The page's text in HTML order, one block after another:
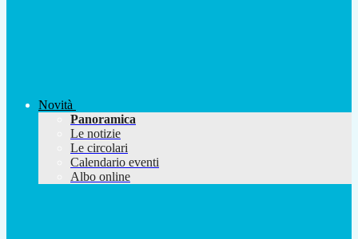
Novità
Panoramica
Le notizie
Le circolari
Calendario eventi
Albo online